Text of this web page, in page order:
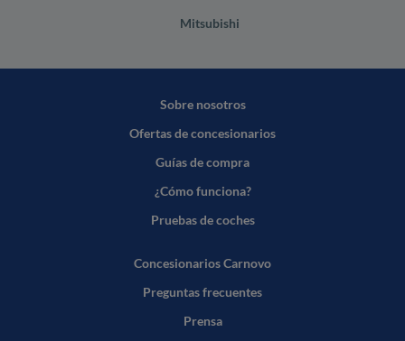
Mitsubishi
Sobre nosotros
Ofertas de concesionarios
Guías de compra
¿Cómo funciona?
Pruebas de coches
Concesionarios Carnovo
Preguntas frecuentes
Prensa